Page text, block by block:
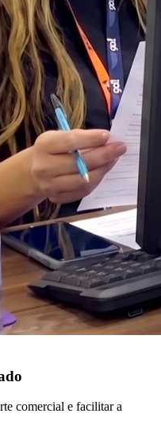
comercial e facilitar a